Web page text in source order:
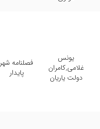
یونس
غلامی,کامران
دولت یاریان
فصلنامه شهر
پایدار